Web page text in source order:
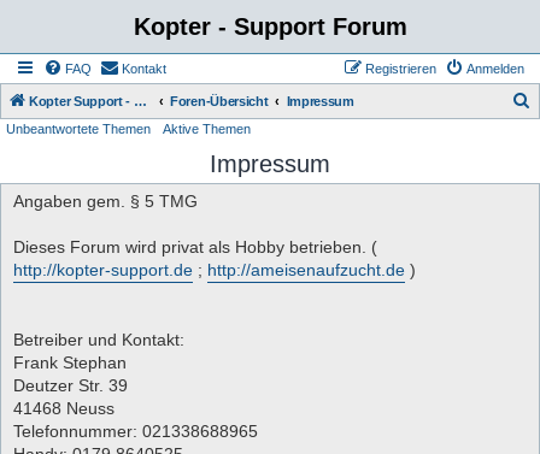
Kopter - Support Forum
FAQ Kontakt Anmelden
Registrieren
Kopter Support - von Anwendern für Anwender. Foren-Übersicht Impressum
h
Unbeantwortete Themen Aktive Themen
Impressum
Angaben gem. § 5 TMG
Dieses Forum wird privat als Hobby betrieben. (
http://kopter-support.de ; http://ameisenaufzucht.de )
Betreiber und Kontakt:
Frank Stephan
Deutzer Str. 39
41468 Neuss
Telefonnummer: 021338688965